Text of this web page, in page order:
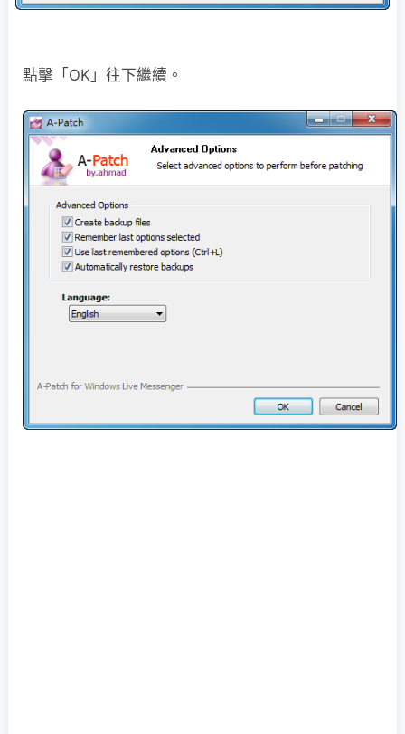
點擊「OK」往下繼續。